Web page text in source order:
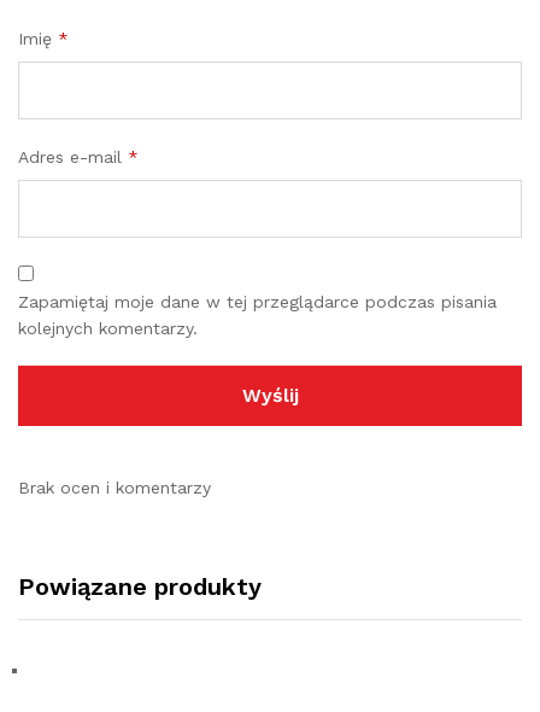
Imię *
Adres e-mail *
Zapamiętaj moje dane w tej przeglądarce podczas pisania
kolejnych komentarzy.
Brak ocen i komentarzy
Powiązane produkty